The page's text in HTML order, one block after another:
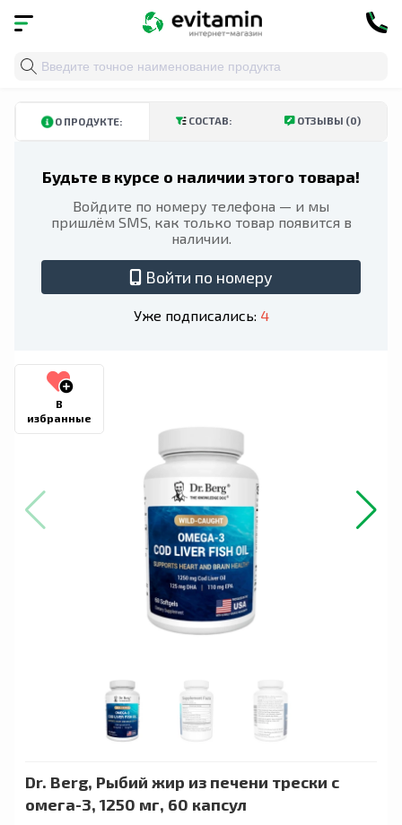
Главная Витамины и минералы
О ПРОДУКТЕ: СОСТАВ: ОТЗЫВЫ (0)
КУПИТЬ В ТАШКЕНТСКОЙ ОБЛАСТИ
Будьте в курсе о наличии этого товара!
Войдите по номеру телефона — и мы
пришлём SMS, как только товар появится в
наличии.
Войти по номеру
Уже подписались: 4
В
избранные
Dr. Berg, Рыбий жир из печени трески с
омега-3, 1250 мг, 60 капсул